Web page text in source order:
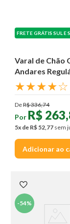
FRETE GRÁTIS SUL E
Varal de Chão
Andares
Dobrável com
★★★★☆
DeR$336,74
Por R$ 263,
5x de R$ 52,77 sem
Adicionar ao
-54%